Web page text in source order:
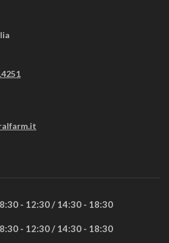
8:30 - 12:30 / 14:30 - 18:30
8:30 - 12:30 / 14:30 - 18:30